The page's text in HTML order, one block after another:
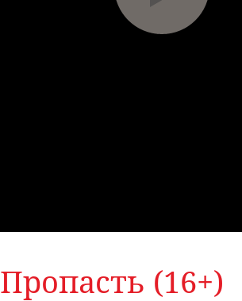
Пропасть (16+)